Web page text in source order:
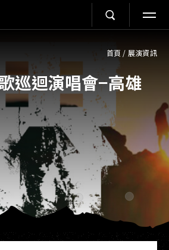
首頁 / 展演資訊
巡迴演唱會−高雄